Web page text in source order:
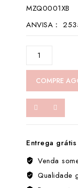
MZQ0001XB
ANVISA：
A280754-
Primer
hidratante
para
pele
数
量
COMPRE
Entrega
Venda
Qualidade